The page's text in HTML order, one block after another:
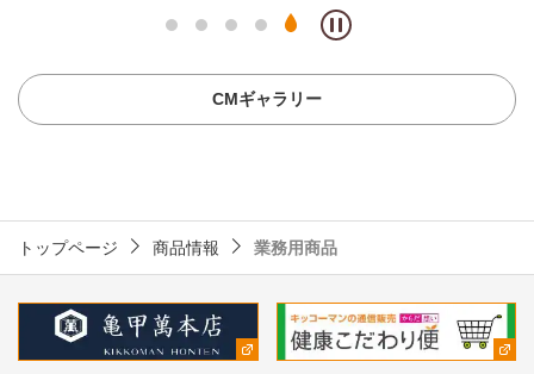
CMギャラリー
トップページ 商品情報 業務用商品